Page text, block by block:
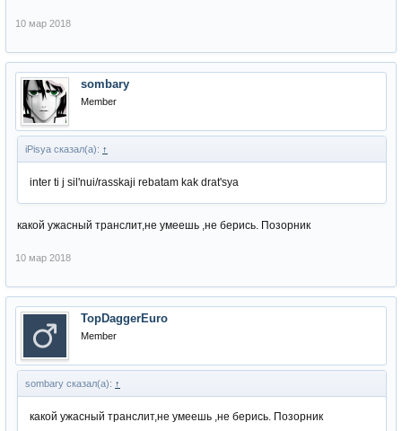
10 мар 2018
sombary
Member
iPisya сказал(а): ↑
inter ti j sil'nui/rasskaji rebatam kak drat'sya
какой ужасный транслит,не умеешь ,не берись. Позорник
10 мар 2018
TopDaggerEuro
Member
sombary сказал(а): ↑
какой ужасный транслит,не умеешь ,не берись. Позорник